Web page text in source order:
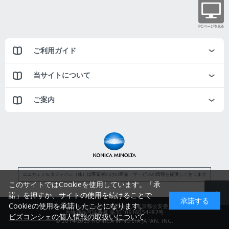
ご利用ガイド
当サイトについて
ご案内
コニカミノルタジャパン（株）は事業者向けの商品・サービスの情報を提供しております
コニカミノルタジャパン株式会社／東京都公安委員会
古物商許可証番号 第3010916054482号
© 2014-2025 KONICA MINOLTA JAPAN, INC.
このサイトではCookieを使用しています。「承
諾」を押すか、サイトの使用を続けることで
Cookieの使用を承諾したことになります。
ビズコンシェの個人情報の取扱いについて
承諾する